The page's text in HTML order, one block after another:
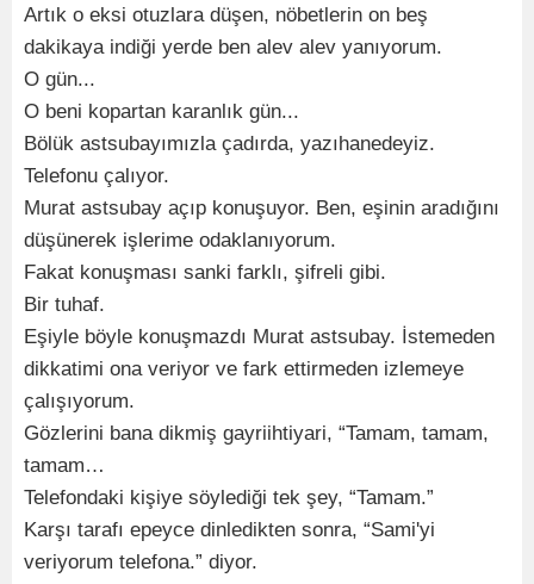
Artık o eksi otuzlara düşen, nöbetlerin on beş
dakikaya indiği yerde ben alev alev yanıyorum.
O gün...
O beni kopartan karanlık gün...
Bölük astsubayımızla çadırda, yazıhanedeyiz.
Telefonu çalıyor.
Murat astsubay açıp konuşuyor. Ben, eşinin aradığını
düşünerek işlerime odaklanıyorum.
Fakat konuşması sanki farklı, şifreli gibi.
Bir tuhaf.
Eşiyle böyle konuşmazdı Murat astsubay. İstemeden
dikkatimi ona veriyor ve fark ettirmeden izlemeye
çalışıyorum.
Gözlerini bana dikmiş gayriihtiyari, “Tamam, tamam,
tamam…
Telefondaki kişiye söylediği tek şey, “Tamam.”
Karşı tarafı epeyce dinledikten sonra, “Sami'yi
veriyorum telefona.” diyor.